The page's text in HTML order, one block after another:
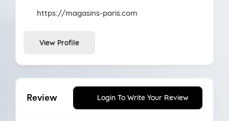
https://magasins-paris.com
View Profile
Review Login To Write Your Review